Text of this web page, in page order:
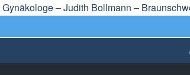
Gynäkologe – Judith Bollmann –